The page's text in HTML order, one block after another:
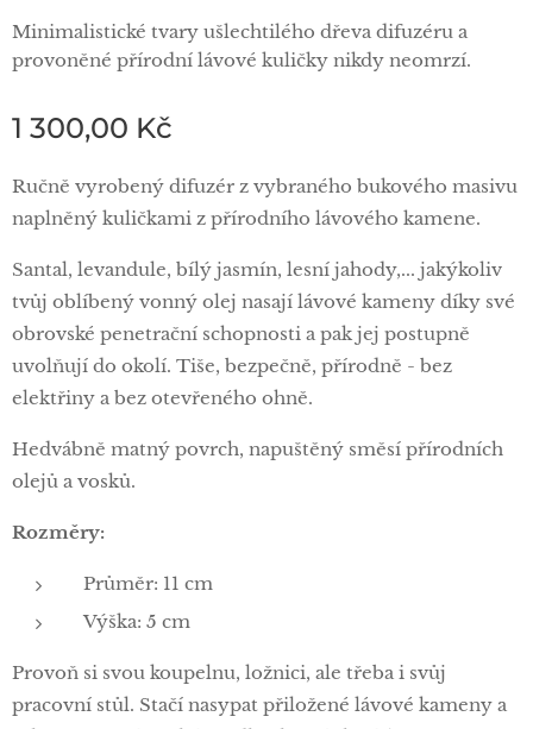
Minimalistické tvary ušlechtilého dřeva difuzéru a
provoněné přírodní lávové kuličky nikdy neomrzí.
1 300,00 Kč
Ručně vyrobený difuzér z vybraného bukového masivu
naplněný kuličkami z přírodního lávového kamene.
Santal, levandule, bílý jasmín, lesní jahody,... jakýkoliv
tvůj oblíbený vonný olej nasají lávové kameny díky své
obrovské penetrační schopnosti a pak jej postupně
uvolňují do okolí. Tiše, bezpečně, přírodně - bez
elektřiny a bez otevřeného ohně.
Hedvábně matný povrch, napuštěný směsí přírodních
olejů a vosků.
Rozměry:
Průměr: 11 cm
Výška: 5 cm
Provoň si svou koupelnu, ložnici, ale třeba i svůj
pracovní stůl. Stačí nasypat přiložené lávové kameny a